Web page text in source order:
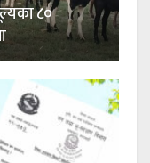
८०